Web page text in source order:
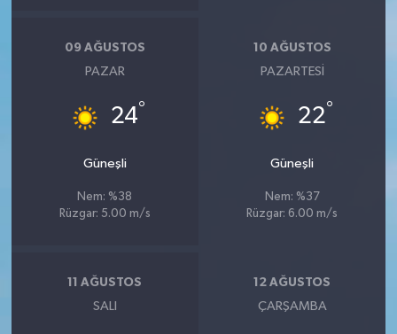
09 AĞUSTOS
PAZAR
24°
Güneşli
Nem: %38
Rüzgar: 5.00 m/s
10 AĞUSTOS
PAZARTESI
22°
Güneşli
Nem: %37
Rüzgar: 6.00 m/s
11 AĞUSTOS
SALI
12 AĞUSTOS
ÇARŞAMBA